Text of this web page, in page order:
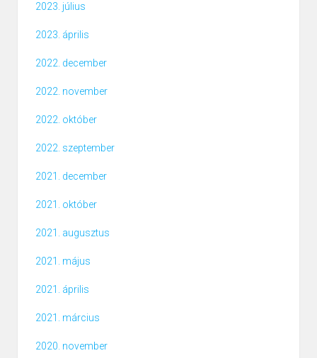
2023. július
2023. április
2022. december
2022. november
2022. október
2022. szeptember
2021. december
2021. október
2021. augusztus
2021. május
2021. április
2021. március
2020. november